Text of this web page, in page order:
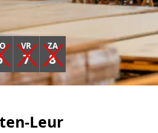
VR
7
ZA
8
Leur